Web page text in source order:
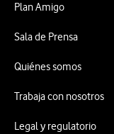
Plan Amigo
Sala de Prensa
Quiénes somos
Trabaja con nosotros
Legal y regulatorio